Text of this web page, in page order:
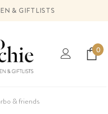
& GIFTLISTS
0
& friends